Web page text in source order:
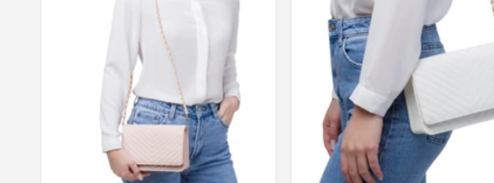
Accedi | Registrati
Promo & News